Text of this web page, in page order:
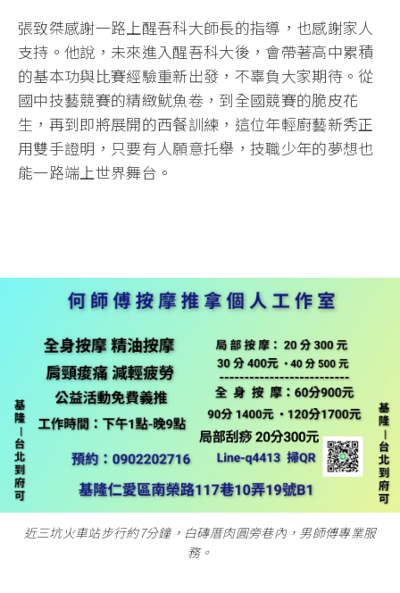
張致桀感謝一路上醒吾科大師長的指導，也感謝家人
支持。他說，未來進入醒吾科大後，會帶著高中累積
的基本功與比賽經驗重新出發，不辜負大家期待。從
國中技藝競賽的精緻魷魚卷，到全國競賽的脆皮花
生，再到即將展開的西餐訓練，這位年輕廚藝新秀正
用雙手證明，只要有人願意托舉，技職少年的夢想也
能一路端上世界舞台。
近三坑火車站步行約7分鐘，白磚厝肉圓旁巷內，男師傅專業服
務。